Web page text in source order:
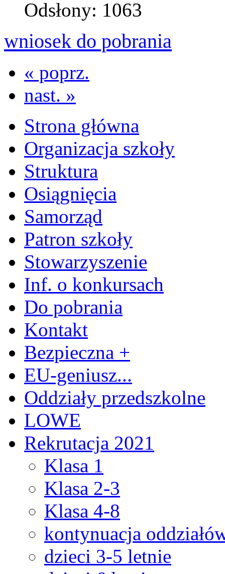
Odsłony: 1063
wniosek do pobrania
« poprz.
nast. »
Strona główna
Organizacja szkoły
Struktura
Osiągnięcia
Samorząd
Patron szkoły
Stowarzyszenie
Inf. o konkursach
Do pobrania
Kontakt
Bezpieczna +
EU-geniusz...
Oddziały przedszkolne
LOWE
Rekrutacja 2021
Klasa 1
Klasa 2-3
Klasa 4-8
kontynuacja
dzieci 3-5 letnie